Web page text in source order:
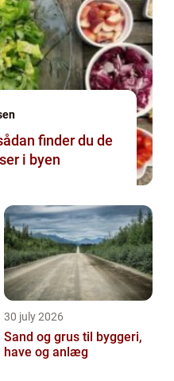
i byen
30 july 2026
Sand og grus til byggeri,
have og anlæg